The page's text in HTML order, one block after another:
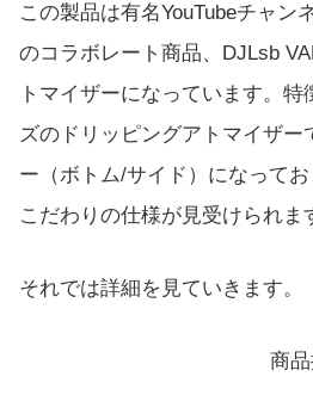
この製品は有名YouTubeチャン
のコラボレート商品、DJLsb
トマイザーになっています。特
ズのドリッピングアトマイザー
ー（ボトム/サイド）になって
こだわりの仕様が見受けられま
それでは詳細を見ていきます。
商